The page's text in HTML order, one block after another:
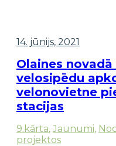
14. jūnijs, 2021
Olaines novadā
velosipēdu
velonovietne
stacijas
9.kārta, Jaunumi,
projektos